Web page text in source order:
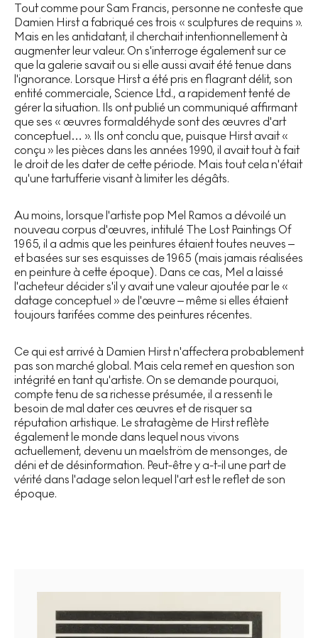
Tout comme pour Sam Francis, personne ne conteste que
Damien Hirst a fabriqué ces trois « sculptures de requins ».
Mais en les antidatant, il cherchait intentionnellement à
augmenter leur valeur. On s'interroge également sur ce
que la galerie savait ou si elle aussi avait été tenue dans
l'ignorance. Lorsque Hirst a été pris en flagrant délit, son
entité commerciale, Science Ltd., a rapidement tenté de
gérer la situation. Ils ont publié un communiqué affirmant
que ses « œuvres formaldéhyde sont des œuvres d'art
conceptuel… ». Ils ont conclu que, puisque Hirst avait «
conçu » les pièces dans les années 1990, il avait tout à fait
le droit de les dater de cette période. Mais tout cela n'était
qu'une tartufferie visant à limiter les dégâts.
Au moins, lorsque l'artiste pop Mel Ramos a dévoilé un
nouveau corpus d'œuvres, intitulé The Lost Paintings Of
1965, il a admis que les peintures étaient toutes neuves –
et basées sur ses esquisses de 1965 (mais jamais réalisées
en peinture à cette époque). Dans ce cas, Mel a laissé
l'acheteur décider s'il y avait une valeur ajoutée par le «
datage conceptuel » de l'œuvre – même si elles étaient
toujours tarifées comme des peintures récentes.
Ce qui est arrivé à Damien Hirst n'affectera probablement
pas son marché global. Mais cela remet en question son
intégrité en tant qu'artiste. On se demande pourquoi,
compte tenu de sa richesse présumée, il a ressenti le
besoin de mal dater ces œuvres et de risquer sa
réputation artistique. Le stratagème de Hirst reflète
également le monde dans lequel nous vivons
actuellement, devenu un maelström de mensonges, de
déni et de désinformation. Peut-être y a-t-il une part de
vérité dans l'adage selon lequel l'art est le reflet de son
époque.